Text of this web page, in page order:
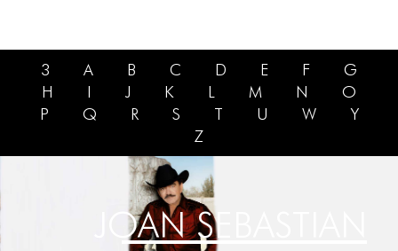
3 A B C D E F
G
H
I J K L M N
O
P
Q R S T U W
Y
Z
JOAN SEBASTIAN